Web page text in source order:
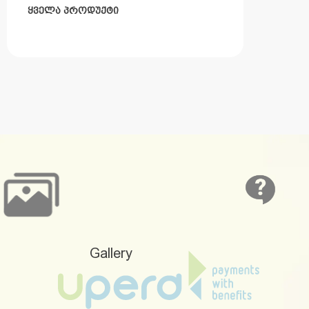
ᲧᲕᲔᲚᲐ ᲞᲠᲝᲓᲣᲥᲢᲘ
Gallery